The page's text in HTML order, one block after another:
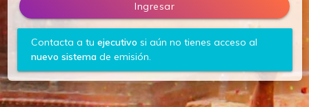
Ingresar
Contacta a tu ejecutivo si aún no tienes acceso al
nuevo sistemade emisión.